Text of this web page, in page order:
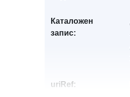
Каталожен
запис:
uriRef: